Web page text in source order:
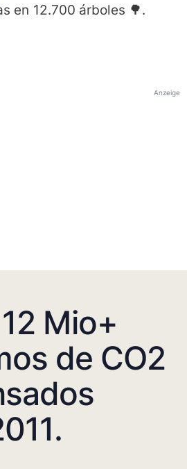
en 12.700 árboles 🌳.
Anzeige
Mio+
de CO2